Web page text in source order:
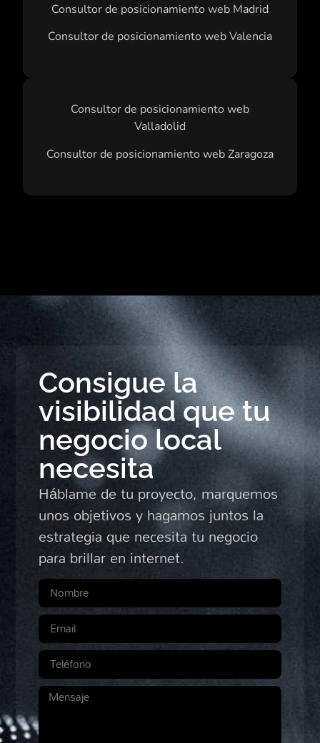
Consultor de posicionamiento web Madrid
Consultor de posicionamiento web Valencia
Consultor de posicionamiento web
Valladolid
Consultor de posicionamiento web Zaragoza
Consigue la
visibilidad que tu
negocio local
necesita​
Háblame de tu proyecto, marquemos
unos objetivos y hagamos juntos la
estrategia que necesita tu negocio
para brillar en internet.